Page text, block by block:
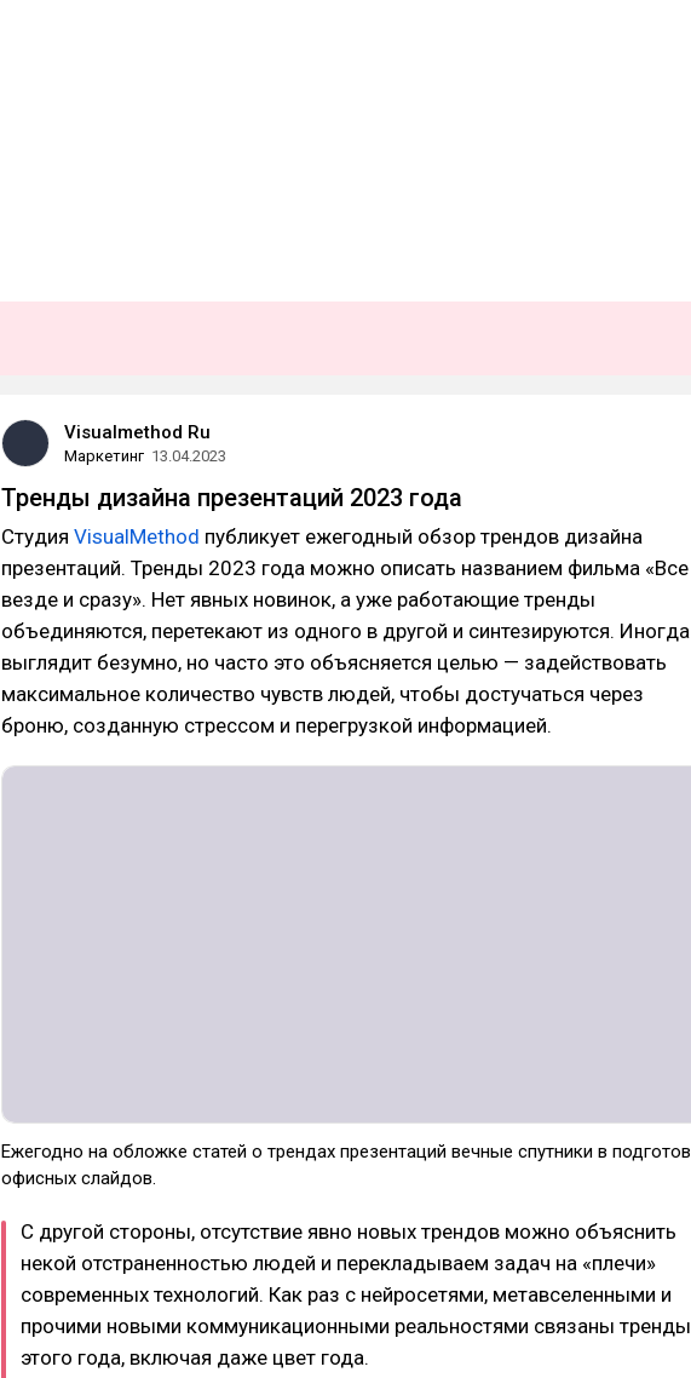
Visualmethod Ru
Маркетинг 13.04.2023
Тренды дизайна презентаций 2023 года
Студия VisualMethod публикует ежегодный обзор трендов дизайна
презентаций. Тренды 2023 года можно описать названием фильма «Все
везде и сразу». Нет явных новинок, а уже работающие тренды
объединяются, перетекают из одного в другой и синтезируются. Иногда
выглядит безумно, но часто это объясняется целью — задействовать
максимальное количество чувств людей, чтобы достучаться через
броню, созданную стрессом и перегрузкой информацией.
Ежегодно на обложке статей о трендах презентаций вечные спутники в
офисных слайдов.
С другой стороны, отсутствие явно новых трендов можно объяснить
некой отстраненностью людей и перекладываем задач на «плечи»
современных технологий. Как раз с нейросетями, метавселенными и
прочими новыми коммуникационными реальностями связаны тренды
этого года, включая даже цвет года.